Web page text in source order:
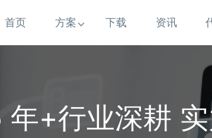
首页 方案 下载 资讯
年+行业深耕